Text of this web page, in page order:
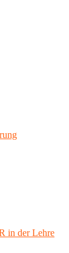
in der Lehre